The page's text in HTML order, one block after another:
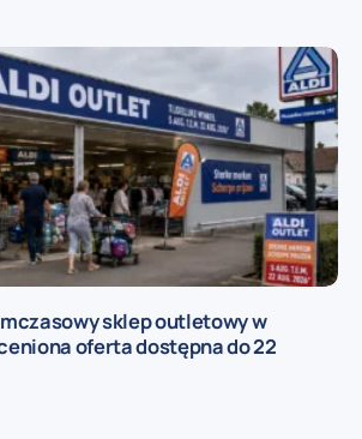
sklep outletowy w
oferta dostępna do 22